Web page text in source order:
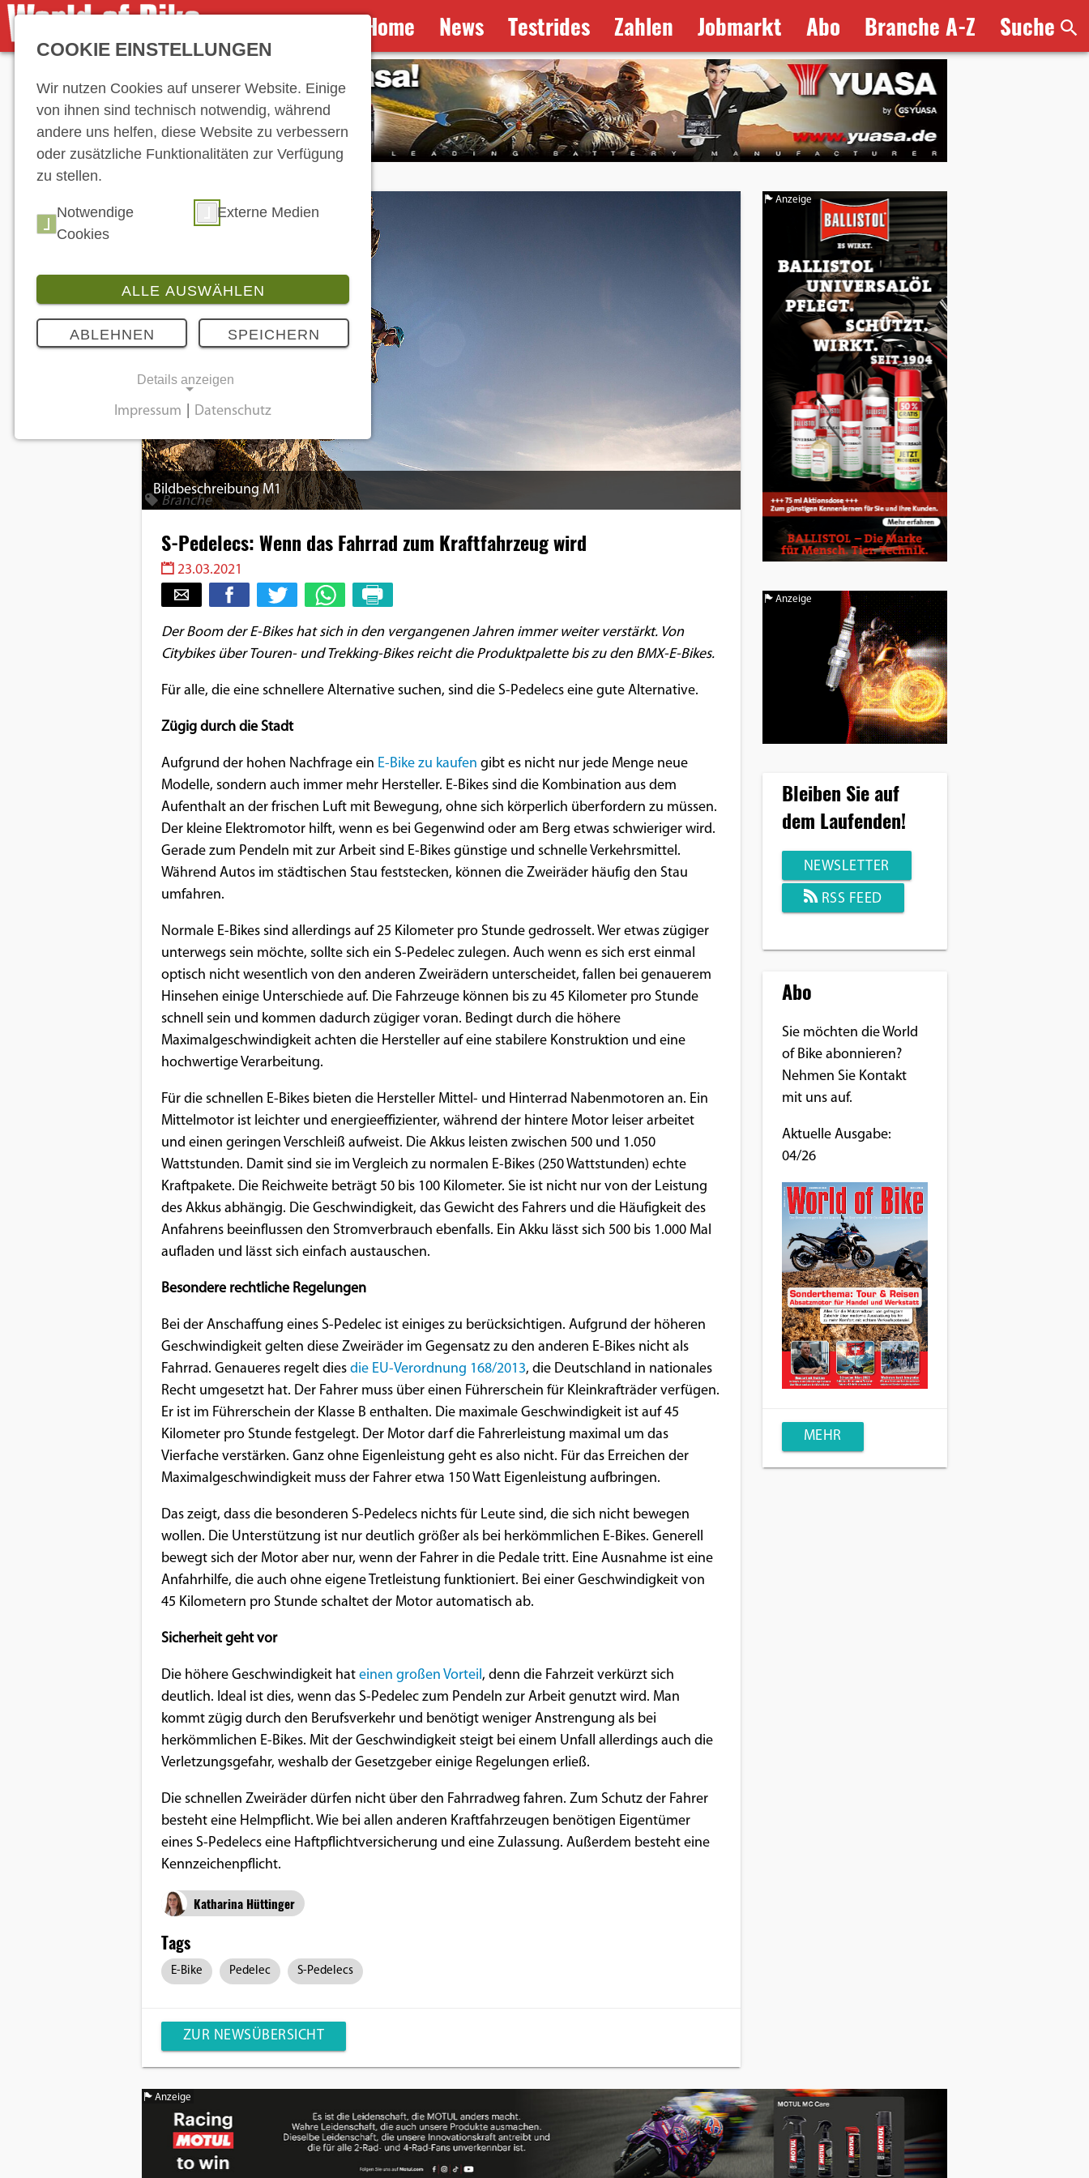
Home News Testrides Zahlen Jobmarkt Abo Branche A-Z Suche
Bildbeschreibung M1
Branche
S-Pedelecs: Wenn das Fahrrad zum Kraftfahrzeug wird
23.03.2021
Der Boom der E-Bikes hat sich in den vergangenen Jahren immer weiter verstärkt. Von
Citybikes über Touren- und Trekking-Bikes reicht die Produktpalette bis zu den BMX-E-Bikes.
Für alle, die eine schnellere Alternative suchen, sind die S-Pedelecs eine gute Alternative.
Zügig durch die Stadt
Aufgrund der hohen Nachfrage ein E-Bike zu kaufen gibt es nicht nur jede Menge neue
Modelle, sondern auch immer mehr Hersteller. E-Bikes sind die Kombination aus dem
Aufenthalt an der frischen Luft mit Bewegung, ohne sich körperlich überfordern zu müssen.
Der kleine Elektromotor hilft, wenn es bei Gegenwind oder am Berg etwas schwieriger wird.
Gerade zum Pendeln mit zur Arbeit sind E-Bikes günstige und schnelle Verkehrsmittel.
Während Autos im städtischen Stau feststecken, können die Zweiräder häufig den Stau
umfahren.
Normale E-Bikes sind allerdings auf 25 Kilometer pro Stunde gedrosselt. Wer etwas zügiger
unterwegs sein möchte, sollte sich ein S-Pedelec zulegen. Auch wenn es sich erst einmal
optisch nicht wesentlich von den anderen Zweirädern unterscheidet, fallen bei genauerem
Hinsehen einige Unterschiede auf. Die Fahrzeuge können bis zu 45 Kilometer pro Stunde
schnell sein und kommen dadurch zügiger voran. Bedingt durch die höhere
Maximalgeschwindigkeit achten die Hersteller auf eine stabilere Konstruktion und eine
hochwertige Verarbeitung.
Für die schnellen E-Bikes bieten die Hersteller Mittel- und Hinterrad Nabenmotoren an. Ein
Mittelmotor ist leichter und energieeffizienter, während der hintere Motor leiser arbeitet
und einen geringen Verschleiß aufweist. Die Akkus leisten zwischen 500 und 1.050
Wattstunden. Damit sind sie im Vergleich zu normalen E-Bikes (250 Wattstunden) echte
Kraftpakete. Die Reichweite beträgt 50 bis 100 Kilometer. Sie ist nicht nur von der Leistung
des Akkus abhängig. Die Geschwindigkeit, das Gewicht des Fahrers und die Häufigkeit des
Anfahrens beeinflussen den Stromverbrauch ebenfalls. Ein Akku lässt sich 500 bis 1.000 Mal
aufladen und lässt sich einfach austauschen.
Besondere rechtliche Regelungen
Bei der Anschaffung eines S-Pedelec ist einiges zu berücksichtigen. Aufgrund der höheren
Geschwindigkeit gelten diese Zweiräder im Gegensatz zu den anderen E-Bikes nicht als
Fahrrad. Genaueres regelt dies die EU-Verordnung 168/2013, die Deutschland in nationales
Recht umgesetzt hat. Der Fahrer muss über einen Führerschein für Kleinkrafträder verfügen.
Er ist im Führerschein der Klasse B enthalten. Die maximale Geschwindigkeit ist auf 45
Kilometer pro Stunde festgelegt. Der Motor darf die Fahrerleistung maximal um das
Vierfache verstärken. Ganz ohne Eigenleistung geht es also nicht. Für das Erreichen der
Maximalgeschwindigkeit muss der Fahrer etwa 150 Watt Eigenleistung aufbringen.
Das zeigt, dass die besonderen S-Pedelecs nichts für Leute sind, die sich nicht bewegen
wollen. Die Unterstützung ist nur deutlich größer als bei herkömmlichen E-Bikes. Generell
bewegt sich der Motor aber nur, wenn der Fahrer in die Pedale tritt. Eine Ausnahme ist eine
Anfahrhilfe, die auch ohne eigene Tretleistung funktioniert. Bei einer Geschwindigkeit von
45 Kilometern pro Stunde schaltet der Motor automatisch ab.
Sicherheit geht vor
Die höhere Geschwindigkeit hat einen großen Vorteil, denn die Fahrzeit verkürzt sich
deutlich. Ideal ist dies, wenn das S-Pedelec zum Pendeln zur Arbeit genutzt wird. Man
kommt zügig durch den Berufsverkehr und benötigt weniger Anstrengung als bei
herkömmlichen E-Bikes. Mit der Geschwindigkeit steigt bei einem Unfall allerdings auch die
Verletzungsgefahr, weshalb der Gesetzgeber einige Regelungen erließ.
Die schnellen Zweiräder dürfen nicht über den Fahrradweg fahren. Zum Schutz der Fahrer
besteht eine Helmpflicht. Wie bei allen anderen Kraftfahrzeugen benötigen Eigentümer
eines S-Pedelecs eine Haftpflichtversicherung und eine Zulassung. Außerdem besteht eine
Kennzeichenpflicht.
Katharina Hüttinger
Tags
E-Bike Pedelec S-Pedelecs
ZUR NEWSÜBERSICHT
Anzeige
Anzeige
Bleiben Sie auf
dem Laufenden!
NEWSLETTER
RSS FEED
Abo
Sie möchten die World
of Bike abonnieren?
Nehmen Sie Kontakt
mit uns auf.
Aktuelle Ausgabe:
04/26
MEHR
Anzeige
COOKIE EINSTELLUNGEN
Wir nutzen Cookies auf unserer Website. Einige
von ihnen sind technisch notwendig, während
andere uns helfen, diese Website zu verbessern
oder zusätzliche Funktionalitäten zur Verfügung
zu stellen.
Notwendige
Cookies
Externe Medien
ALLE AUSWÄHLEN
ABLEHNEN SPEICHERN
Details anzeigen
Notwendige Cookies ermöglichen
grundlegende Funktionen und sind für die
einwandfreie Funktion der Website
Einverständnis-Cookie
EXTERNE MEDIEN
Um Inhalte von Videoplattformen und
Social Media Plattformen anzeigen zu
können, werden von diesen externen
Medien Cookies gesetzt.
Impressum Datenschutz